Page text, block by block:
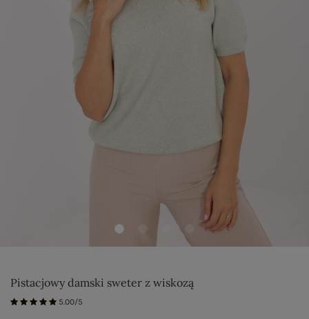
Pistacjowy damski sweter z wiskozą
5.00/5